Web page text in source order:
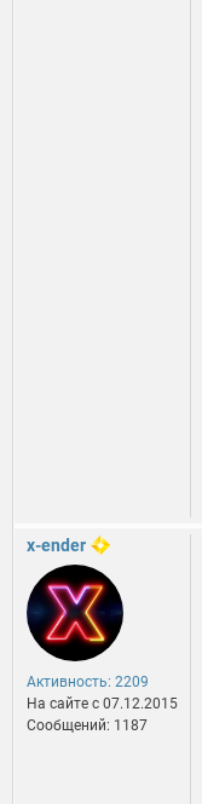
x-ender
Активность: 2209
На сайте c 07.12.2015
Сообщений: 1187